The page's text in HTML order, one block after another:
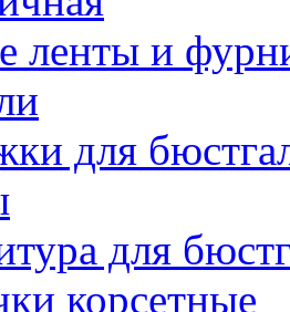
ленты и
для
для
корсетные